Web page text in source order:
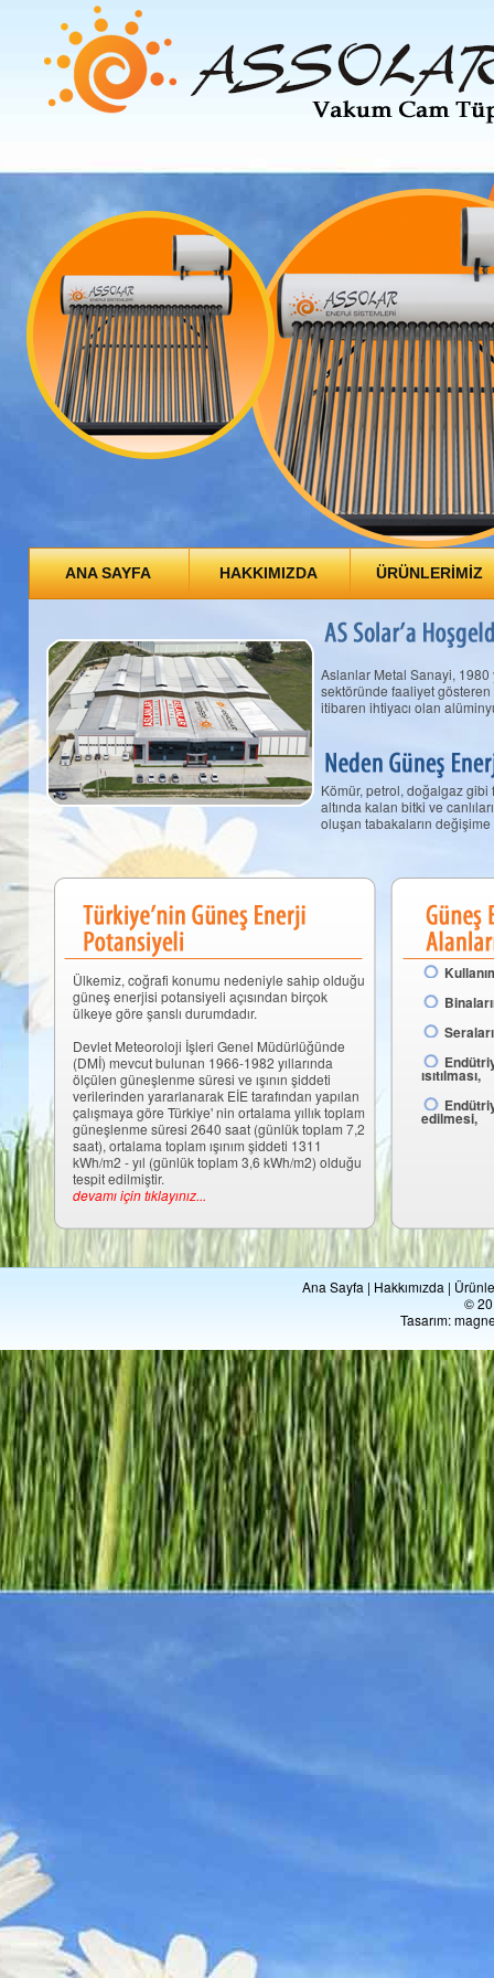
ANA SAYFA HAKKIMIZDA ÜRÜNLERİMİZ
Aslanlar Metal Sanayi, 1980
sektöründe faaliyet gösteren
itibaren ihtiyacı olan
Kömür, petrol, doğalgaz
altında kalan bitki ve
oluşan tabakaların
Ülkemiz, coğrafi konumu nedeniyle sahip olduğu
güneş enerjisi potansiyeli açısından birçok
ülkeye göre şanslı durumdadır.
Devlet Meteoroloji İşleri Genel Müdürlüğünde
(DMİ) mevcut bulunan 1966-1982 yıllarında
ölçülen güneşlenme süresi ve ışının şiddeti
verilerinden yararlanarak EİE tarafından yapılan
çalışmaya göre Türkiye' nin ortalama yıllık toplam
güneşlenme süresi 2640 saat (günlük toplam 7,2
saat), ortalama toplam ışınım şiddeti 1311
kWh/m2 - yıl (günlük toplam 3,6 kWh/m2) olduğu
tespit edilmiştir.
devamı için tıklayınız...
ısıtılması,
edilmesi,
Ana Sayfa | Hakkımızda |
©
Tasarım: